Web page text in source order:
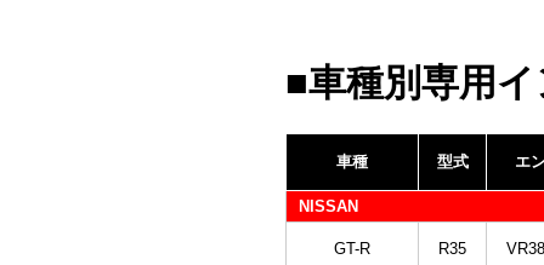
■車種別専用
車種 型式 エ
NISSAN
GT-R R35